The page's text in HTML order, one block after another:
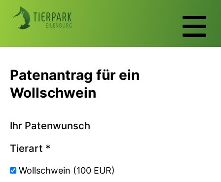
Patenantrag für ein
Wollschwein
Ihr Patenwunsch
Tierart *
Wollschwein (100 EUR)